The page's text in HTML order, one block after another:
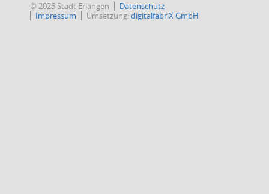
© 2025 Stadt Erlangen
Datenschutz
Impressum
Umsetzung:digitalfabriX GmbH